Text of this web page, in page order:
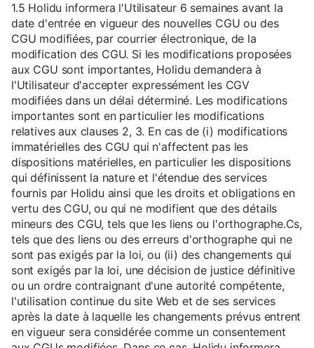
1.5 Holidu informera l'Utilisateur 6 semaines avant la
date d'entrée en vigueur des nouvelles CGU ou des
CGU modifiées, par courrier électronique, de la
modification des CGU. Si les modifications proposées
aux CGU sont importantes, Holidu demandera à
l'Utilisateur d'accepter expressément les CGV
modifiées dans un délai déterminé. Les modifications
importantes sont en particulier les modifications
relatives aux clauses 2, 3. En cas de (i) modifications
immatérielles des CGU qui n'affectent pas les
dispositions matérielles, en particulier les dispositions
qui définissent la nature et l'étendue des services
fournis par Holidu ainsi que les droits et obligations en
vertu des CGU, ou qui ne modifient que des détails
mineurs des CGU, tels que les liens ou l'orthographe.Cs,
tels que des liens ou des erreurs d'orthographe qui ne
sont pas exigés par la loi, ou (ii) des changements qui
sont exigés par la loi, une décision de justice définitive
ou un ordre contraignant d'une autorité compétente,
l'utilisation continue du site Web et de ses services
après la date à laquelle les changements prévus entrent
en vigueur sera considérée comme un consentement